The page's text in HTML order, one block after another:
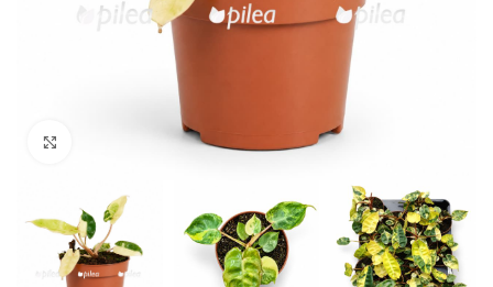
Нажмите, чтобы увеличить